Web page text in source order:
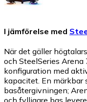
I jämförelse med
När det gäller
och SteelSeries
konfiguration med
kapacitet. En märkbar
basåtergivningen;